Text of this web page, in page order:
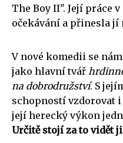
The Boy II". Její práce
očekávání a přinesla
V nové komedii se
jako hlavní tvář
na dobrodružství. S
schopností vzdorovat
její herecký výkon
Určitě stojí za to vidět